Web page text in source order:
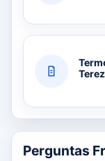
Perguntas